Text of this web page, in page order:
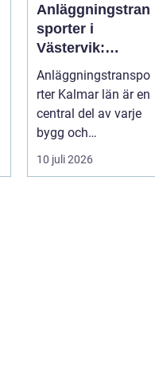
Anläggningstran
sporter i
Västervik:
Effektiva
lösningar för
bygg och
markarbete
Anläggningstranspo
rter Kalmar län är en
central del av varje
bygg och
markprojekt i o...
10 juli 2026